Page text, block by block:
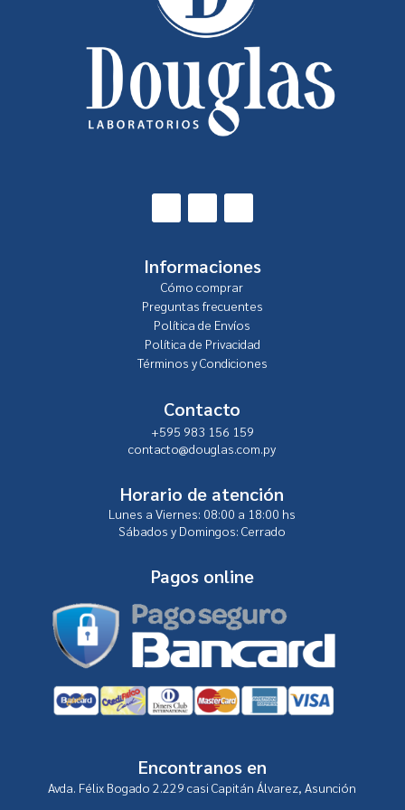
Informaciones
Cómo comprar
Preguntas frecuentes
Política de Envíos
Política de Privacidad
Términos y Condiciones
Contacto
+595 983 156 159
contacto@douglas.com.py
Horario de atención
Lunes a Viernes: 08:00 a 18:00 hs
Sábados y Domingos:Cerrado
Pagos online
Encontranos en
Avda. Félix Bogado 2.229 casi Capitán Álvarez, Asunción